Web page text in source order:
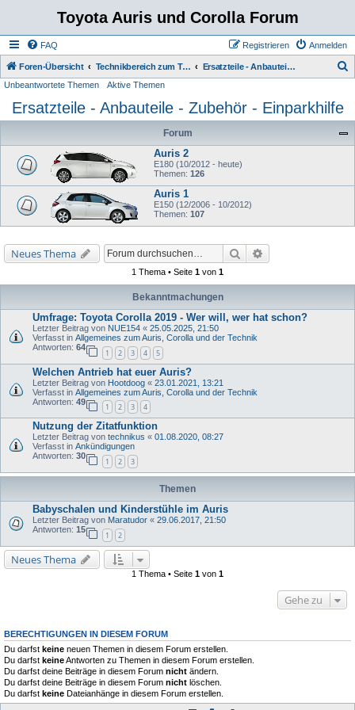
Toyota Auris und Corolla Forum
FAQ Anmelden
Registrieren
Foren-Übersicht Technikbereich zum Toyota Auris Ersatzteile - Anbauteile - Zubehör - Einparkhilfe
h
Unbeantwortete Themen Aktive Themen
Ersatzteile - Anbauteile - Zubehör - Einparkhilfe
Forum
Auris 2
E180 (10/2012 - heute)
Themen: 126
Auris 1
E150 (12/2006 - 10/2012)
Themen: 107
Neues Thema Suche
1 Thema • Seite 1 von 1
Bekanntmachungen
Umfrage: Toyota Corolla 2019 - Wer will, wer hat schon?
Letzter Beitrag von NUE154 « 25.05.2025, 21:50
Verfasst in Allgemeines zum Auris, Corolla und der Technik
Antworten: 64
1 2 3 4 5
Welchen Antrieb hat euer Auris?
Letzter Beitrag von Hootdoog « 23.01.2021, 13:21
Verfasst in Allgemeines zum Auris, Corolla und der Technik
Antworten: 49
1 2 3 4
Nutzung der Zitatfunktion
Letzter Beitrag von technikus « 01.08.2020, 08:27
Verfasst in Ankündigungen
Antworten: 30
1 2 3
Themen
Babyschalen und Kinderstühle im Auris
Letzter Beitrag von Maratudor « 29.06.2017, 21:50
Antworten: 15
1 2
Neues Thema
1 Thema • Seite 1 von 1
Gehe zu
BERECHTIGUNGEN IN DIESEM FORUM
Du darfst keine neuen Themen in diesem Forum erstellen.
Du darfst keineAntworten zu Themen in diesem Forum erstellen.
Du darfst deine Beiträge in diesem Forum nicht ändern.
Du darfst deine Beiträge in diesem Forum nicht löschen.
Du darfst keine Dateianhänge in diesem Forum erstellen.